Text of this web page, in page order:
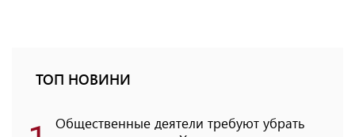
ТОП НОВИНИ
Общественные деятели требуют убрать